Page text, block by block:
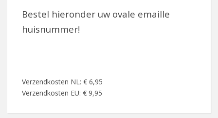
Bestel hieronder uw ovale emaille
huisnummer!
Verzendkosten NL: € 6,95
Verzendkosten EU: € 9,95